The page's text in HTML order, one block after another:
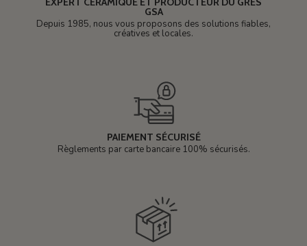
GSA
Depuis 1985, nous vous proposons des solutions fiables,
créatives et locales.
PAIEMENT SÉCURISÉ
Règlements par carte bancaire 100% sécurisés.